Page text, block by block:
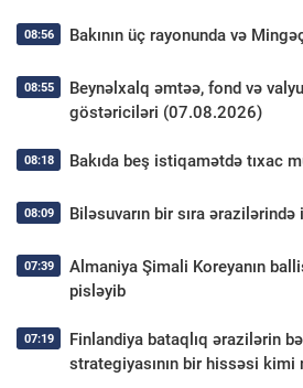
08:56 Bakının üç rayonunda və
08:55
Beynəlxalq əmtəə, fond və
göstəriciləri (07.08.2026)
08:18 Bakıda beş istiqamətdə tıxac
08:09 Biləsuvarın bir sıra
07:39
Almaniya Şimali Koreyanın
pisləyib
07:19
Finlandiya bataqlıq ərazilərin
strategiyasının bir hissəsi kimi